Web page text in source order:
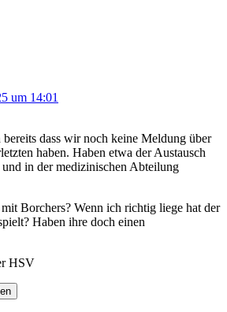
um 14:01
dass wir noch keine Meldung über
haben. Haben etwa der Austausch
in der medizinischen Abteilung
Borchers? Wenn ich richtig liege hat der
Haben ihre doch einen
HSV